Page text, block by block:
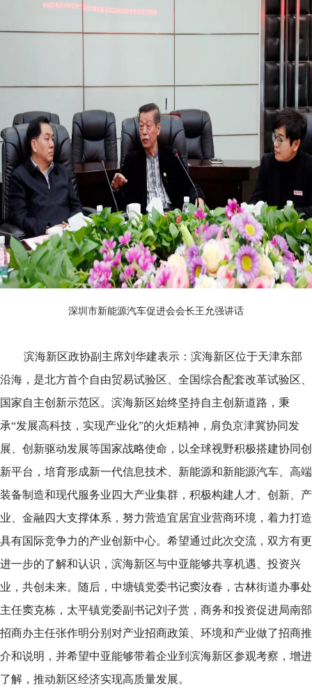
深圳市新能源汽车促进会会长王允强讲话
滨海新区政协副主席刘华建表示：滨海新区位于天津东部
沿海，是北方首个自由贸易试验区、全国综合配套改革试验区、
国家自主创新示范区。滨海新区始终坚持自主创新道路，秉
承“发展高科技，实现产业化”的火炬精神，肩负京津冀协同发
展、创新驱动发展等国家战略使命，以全球视野积极搭建协同创
新平台，培育形成新一代信息技术、新能源和新能源汽车、高端
装备制造和现代服务业四大产业集群，积极构建人才、创新、产
业、金融四大支撑体系，努力营造宜居宜业营商环境，着力打造
具有国际竞争力的产业创新中心。希望通过此次交流，双方有更
进一步的了解和认识，滨海新区与中亚能够共享机遇、投资兴
业，共创未来。随后，中塘镇党委书记窦汝春，古林街道办事处
主任窦克栋，太平镇党委副书记刘子赏，商务和投资促进局南部
招商办主任张作明分别对产业招商政策、环境和产业做了招商推
介和说明，并希望中亚能够带着企业到滨海新区参观考察，增进
了解，推动新区经济实现高质量发展。